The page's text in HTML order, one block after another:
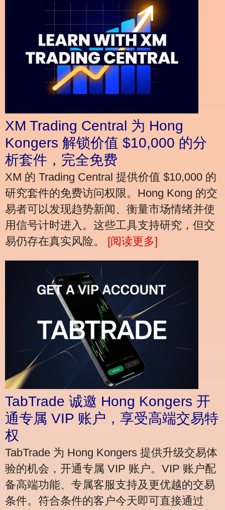
XM Trading Central 为 Hong
Kongers 解锁价值 $10,000 的分
析套件，完全免费
XM 的 Trading Central 提供价值 $10,000 的
研究套件的免费访问权限。Hong Kong 的交
易者可以发现趋势新闻、衡量市场情绪并使
用信号计时进入。这些工具支持研究，但交
易仍存在真实风险。 [阅读更多]
TabTrade 诚邀 Hong Kongers 开
通专属 VIP 账户，享受高端交易特
权
TabTrade 为 Hong Kongers 提供升级交易体
验的机会，开通专属 VIP 账户。VIP 账户配
备高端功能、专属客服支持及更优越的交易
条件。符合条件的客户今天即可直接通过